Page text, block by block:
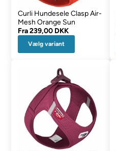
Curli Hundesele Clasp Air-
Mesh Orange Sun
Fra239,00 DKK
Vælg variant